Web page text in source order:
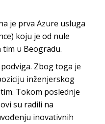
je prva Azure usluga
koju je od nule
tim u Beogradu.
Zbog toga je
inženjerskog
Tokom poslednje
su radili na
inovativnih